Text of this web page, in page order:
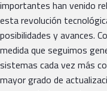
importantes han venido
esta revolución
posibilidades y avances.
medida que seguimos
sistemas cada vez más
mayor grado de